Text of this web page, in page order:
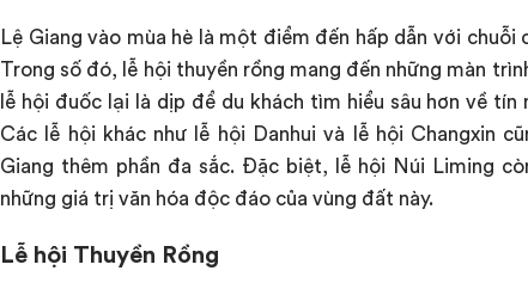
Lệ Giang vào mùa hè là một điểm đến hấp dẫn với
Trong số đó, lễ hội thuyền rồng mang đến những màn
lễ hội đuốc lại là dịp để du khách tìm hiểu sâu hơn về
Các lễ hội khác như lễ hội Danhui và lễ hội Changxin
Giang thêm phần đa sắc. Đặc biệt, lễ hội Núi Liming
những giá trị văn hóa độc đáo của vùng đất này.
Lễ hội Thuyền Rồng